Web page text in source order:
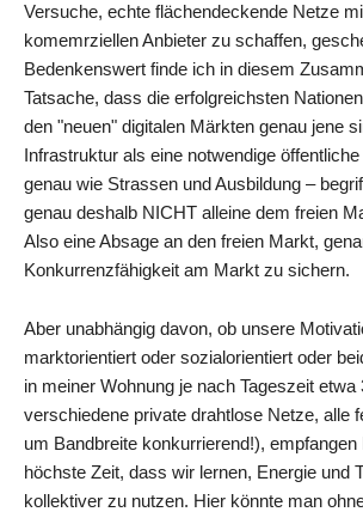
Versuche, echte flächendeckende Netze
komemrziellen Anbieter zu schaffen,
Bedenkenswert finde ich in diesem
Tatsache, dass die erfolgreichsten
den "neuen" digitalen Märkten genau jene
Infrastruktur als eine notwendige
genau wie Strassen und Ausbildung –
genau deshalb NICHT alleine dem freien
Also eine Absage an den freien Markt,
Konkurrenzfähigkeit am Markt zu sichern.
Aber unabhängig davon, ob unsere
marktorientiert oder sozialorientiert oder
in meiner Wohnung je nach Tageszeit etwa
verschiedene private drahtlose Netze, alle
um Bandbreite konkurrierend!),
höchste Zeit, dass wir lernen, Energie und
kollektiver zu nutzen. Hier könnte man